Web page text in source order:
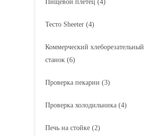
Пищевой плетец (4)
Тесто Sheeter (4)
Коммерческий хлеборезательный
станок (6)
Проверка пекарни (3)
Проверка холодильника (4)
Печь на стойке (2)